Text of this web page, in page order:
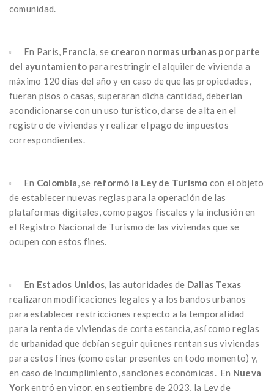
comunidad.
En Paris, Francia, se crearon normas urbanas por parte
del ayuntamiento para restringir el alquiler de vivienda a
máximo 120 días del año y en caso de que las propiedades,
fueran pisos o casas, superaran dicha cantidad, deberían
acondicionarse con un uso turístico, darse de alta en el
registro de viviendas y realizar el pago de impuestos
correspondientes.
En Colombia, se reformó la Ley de Turismo con el objeto
de establecer nuevas reglas para la operación de las
plataformas digitales, como pagos fiscales y la inclusión en
el Registro Nacional de Turismo de las viviendas que se
ocupen con estos fines.
En Estados Unidos, las autoridades de Dallas Texas
realizaron modificaciones legales y a los bandos urbanos
para establecer restricciones respecto a la temporalidad
para la renta de viviendas de corta estancia, así como reglas
de urbanidad que debían seguir quienes rentan sus viviendas
para estos fines (como estar presentes en todo momento) y,
en caso de incumplimiento, sanciones económicas. En Nueva
Yorkentró en vigor, en septiembre de 2023, la Ley de